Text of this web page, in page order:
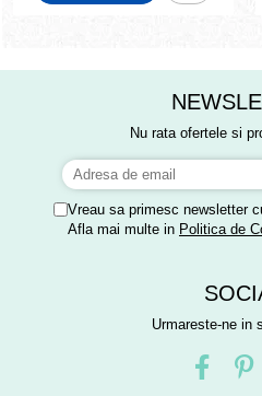
Nu rata ofertele si
Vreau sa primesc newsletter
Afla mai multe in Politica de
Urmareste-ne in